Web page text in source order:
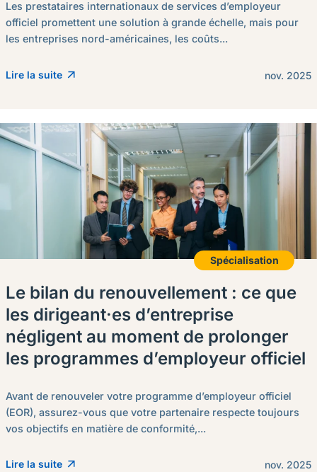
Les prestataires internationaux de services d’employeur
officiel promettent une solution à grande échelle, mais pour
les entreprises nord-américaines, les coûts...
Lire la suite nov. 2025
Spécialisation
Le bilan du renouvellement : ce que
les dirigeant·es d’entreprise
négligent au moment de prolonger
les programmes d’employeur officiel
Avant de renouveler votre programme d’employeur officiel
(EOR), assurez-vous que votre partenaire respecte toujours
vos objectifs en matière de conformité,...
Lire la suite nov. 2025